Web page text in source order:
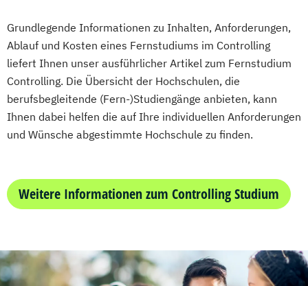
Finance
Accounting und Taxation (DE/EN)
Finanzmanagement
Finanzmanagement für Bankkaufleute
Fintech Fitnessökonomie Game Design
Gartenbau
General Management
Gerontologie
Gesundheitsmanagement
Gesundheitspsychologie
Growth Hacking (DE/EN)
Growth Hacking for Entrepreneurs (DE/EN)
Grundlegende Informationen zu Inhalten, Anforderungen,
Ablauf und Kosten eines Fernstudiums im Controlling
liefert Ihnen unser ausführlicher Artikel zum Fernstudium
Controlling. Die Übersicht der Hochschulen, die
berufsbegleitende (Fern-)Studiengänge anbieten, kann
Ihnen dabei helfen die auf Ihre individuellen Anforderungen
und Wünsche abgestimmte Hochschule zu finden.
Weitere Informationen zum Controlling Studium